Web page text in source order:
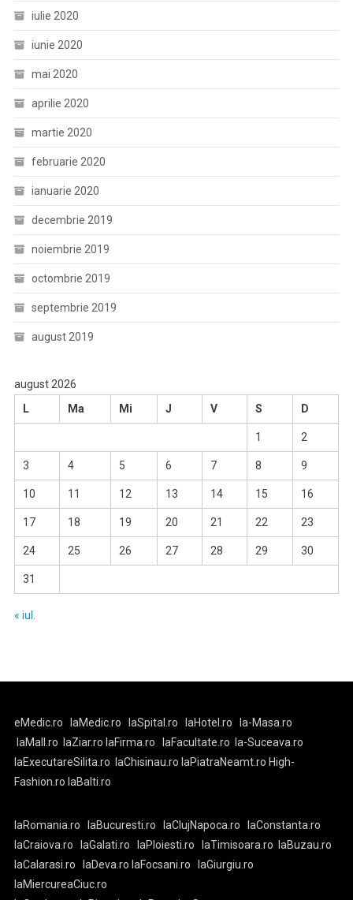
iulie 2020
iunie 2020
mai 2020
aprilie 2020
martie 2020
februarie 2020
ianuarie 2020
decembrie 2019
noiembrie 2019
octombrie 2019
septembrie 2019
august 2019
august 2026
L
Ma Mi J V S D
1 2
3 4 5 6 7 8 9
10 11 12 13 14 15 16
17 18 19 20 21 22 23
24 25 26 27 28 29 30
31
« iul.
eMedic.ro laMedic.ro laSpital.ro laHotel.ro
la-Masa.ro
laMall.ro
laZiar.ro laFirma.ro laFacultate.ro
la-Suceava.ro
laExecutareSilita.ro
laChisinau.ro laPiatraNeamt.ro High-
Fashion.ro laBalti.ro
laRomania.ro laBucuresti.ro laClujNapoca.ro
laConstanta.ro
laCraiova.ro
laGalati.ro laPloiesti.ro laTimisoara.ro
laBuzau.ro
laCalarasi.ro
laDeva.ro laFocsani.ro
laGiurgiu.ro
laMiercureaCiuc.ro